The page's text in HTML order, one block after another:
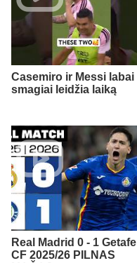
Casemiro ir Messi labai
smagiai leidžia laiką
Real Madrid 0 - 1 Getafe
CF 2025/26 PILNAS